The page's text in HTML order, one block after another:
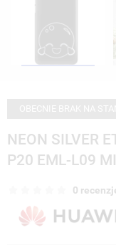
NEON SILVER
P20 EML-L09
0